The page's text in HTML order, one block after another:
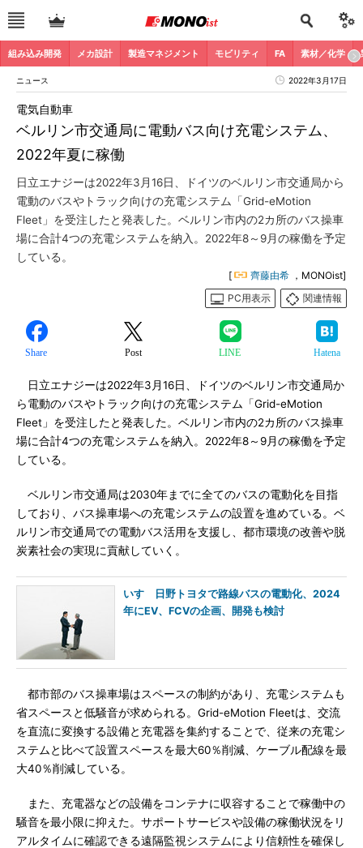
組み込み開発 メカ設計 製造マネジメント モビリティ FA 素材／化学
ニュース 2022年3月17日
ベルリン市交通局に電動バス向け充電システム、
2022年夏に稼働
電気自動車
日立エナジーは2022年3月16日、ドイツのベルリン市交通局から
電動のバスやトラック向けの充電システム「Grid-eMotion
Fleet」を受注したと発表した。ベルリン市内の2カ所のバス操車
場に合計4つの充電システムを納入。2022年8～9月の稼働を予定
している。
[ 齊藤由希 ，MONOist]
PC用表示
関連情報
Share Post LINE Hatena
日立エナジーは2022年3月16日、ドイツのベルリン市交通局か
ら電動のバスやトラック向けの充電システム「Grid-eMotion
Fleet」を受注したと発表した。ベルリン市内の2カ所のバス操車
場に合計4つの充電システムを納入。2022年8～9月の稼働を予定
している。
ベルリン市交通局は2030年までに全てのバスの電動化を目指
しており、バス操車場への充電システムの設置を進めている。ベ
ルリン市交通局での電動バス活用を支援し、都市環境の改善や脱
炭素社会の実現に貢献していく。
いすゞ日野トヨタで路線バスの電動化、2024
年にEV、FCVの企画、開発も検討
都市部のバス操車場はスペースの制約があり、充電システムも
省スペースと低騒音が求められる。Grid-eMotion Fleetは、交流
を直流に変換する設備と充電器を集約することで、従来の充電シ
ステムと比べて設置スペースを最大60％削減、ケーブル配線を最
大40％削減している。
また、充電器などの設備をコンテナに収容することで稼働中の
騒音を最小限に抑えた。サポートサービスや設備の稼働状況をリ
アルタイムに確認できる遠隔監視システムにより信頼性を確保し